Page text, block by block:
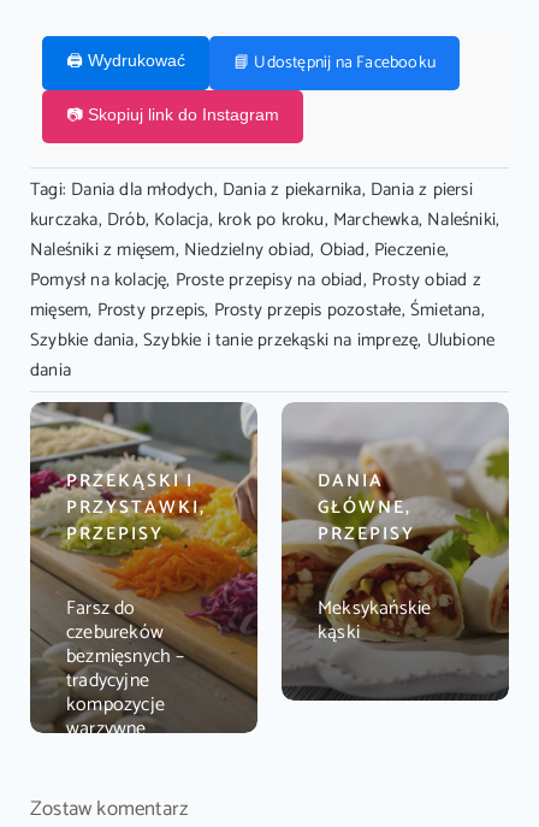
🖨️ Wydrukować 📘 Udostępnij na Facebooku
📷 Skopiuj link do Instagram
Tagi: Dania dla młodych, Dania z piekarnika, Dania z piersi
kurczaka, Drób, Kolacja, krok po kroku, Marchewka, Naleśniki,
Naleśniki z mięsem, Niedzielny obiad, Obiad, Pieczenie,
Pomysł na kolację, Proste przepisy na obiad, Prosty obiad z
mięsem, Prosty przepis, Prosty przepis pozostałe,Śmietana,
Szybkie dania, Szybkie i tanie przekąski na imprezę, Ulubione
dania
PRZEKĄSKI I
PRZYSTAWKI,
PRZEPISY
Farsz do
czebureków
bezmięsnych –
tradycyjne
kompozycje
warzywne
DANIA
GŁÓWNE,
PRZEPISY
Meksykańskie
kąski
Zostaw komentarz